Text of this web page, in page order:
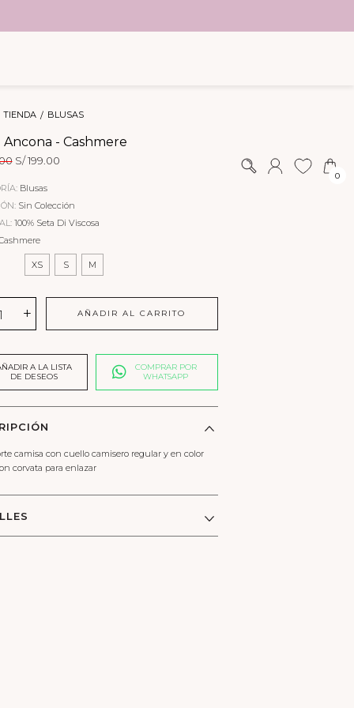
0
TIENDA BLUSAS
Ancona - Cashmere
El
original
era:
S/199.00El
es:
Blusas
Sin Colección
100% Seta Di Viscosa
XS S M
+ AÑADIR AL CARRITO
A LA LISTA
DE DESEOS
COMPRAR POR
WHATSAPP
camisa con cuello camisero regular y en color
corvata para enlazar